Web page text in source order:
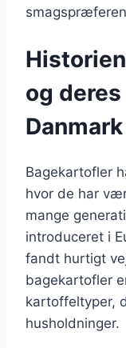
og
Danmark
Bagekartofler
hvor de har
mange
introduceret i
fandt hurtigt
bagekartofler
kartoffeltyper,
husholdninger.